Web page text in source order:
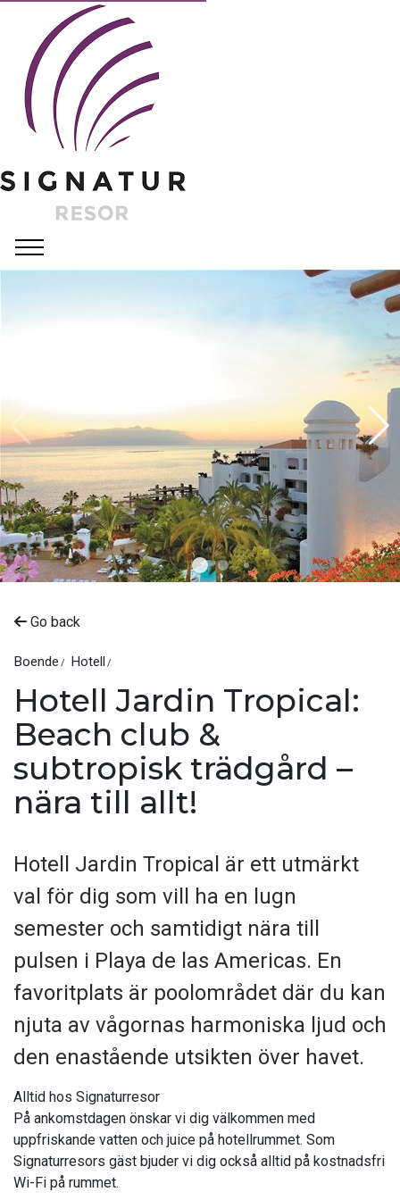
Go back
Boende Hotell
Hotell Jardin Tropical:
Beach club &
subtropisk trädgård –
nära till allt!
Hotell Jardin Tropical är ett utmärkt
val för dig som vill ha en lugn
semester och samtidigt nära till
pulsen i Playa de las Americas. En
favoritplats är poolområdet där du kan
njuta av vågornas harmoniska ljud och
den enastående utsikten över havet.
Alltid hos Signaturresor
På ankomstdagen önskar vi dig välkommen med
uppfriskande vatten och juice på hotellrummet. Som
Signaturresors gäst bjuder vi dig också alltid på kostnadsfri
Wi-Fi på rummet.